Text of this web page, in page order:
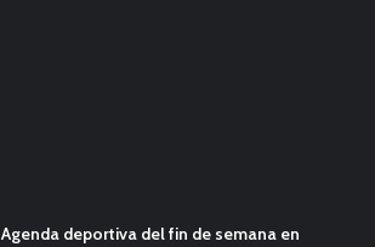
Agenda deportiva del fin de semana en